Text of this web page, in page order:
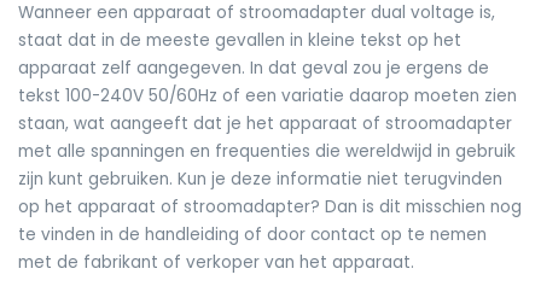
Wanneer een apparaat of stroomadapter dual voltage is,
staat dat in de meeste gevallen in kleine tekst op het
apparaat zelf aangegeven. In dat geval zou je ergens de
tekst 100-240V 50/60Hz of een variatie daarop moeten zien
staan, wat aangeeft dat je het apparaat of stroomadapter
met alle spanningen en frequenties die wereldwijd in gebruik
zijn kunt gebruiken. Kun je deze informatie niet terugvinden
op het apparaat of stroomadapter? Dan is dit misschien nog
te vinden in de handleiding of door contact op te nemen
met de fabrikant of verkoper van het apparaat.